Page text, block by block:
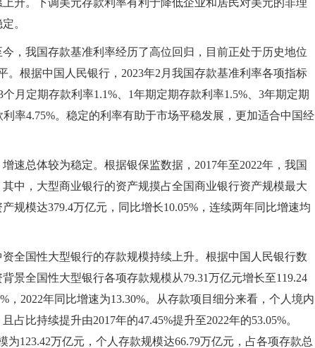
升。下调美元存款利率有利于降低企业和居民对美元的非理
。
今，我国存款基准利率经历了高位回归，目前正处于历史地位
。根据中国人民银行，2023年2月我国存款基准利率各项指标
月定期存款利率1.1%、1年期定期存款利率1.5%、3年期定期
率4.75%。稳定的利率有助于市场平稳发展，更加适合中国经
速总体较为稳定。根据银保监数据，2017年至2022年，我国
中，大型商业银行的资产规摸占全国商业银行资产规模最大
规模达379.4万亿元，同比增长10.05%，连续两年同比增速均
全国性大型银行的存款规模持续上升。根据中国人民银行数
景全国性大型银行各项存款规模从79.31万亿元增长至119.24
，2022年同比增速为13.30%。从存款项目细分来看，个人境内
占比持续提升由2017年的47.45%提升至2022年的53.05%。
为123.42万亿元，个人存款规模达66.79万亿元，占各项存款总